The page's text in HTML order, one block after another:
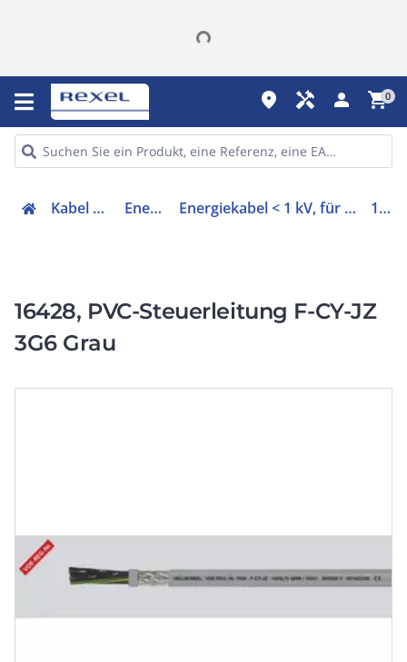
place handyman person shopping_cart0
Kabel & Leitungen Energiekabel Energiekabel < 1 kV, für ortsveränderlichen Einsatz 16428
16428, PVC-Steuerleitung F-CY-JZ
3G6 Grau